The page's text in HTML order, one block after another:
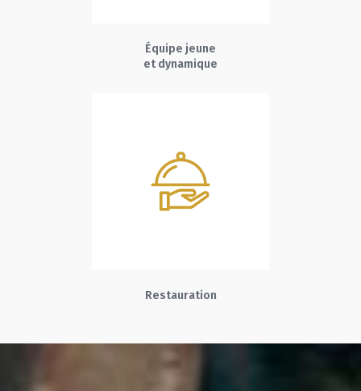
Équipe jeune
et dynamique
Restauration